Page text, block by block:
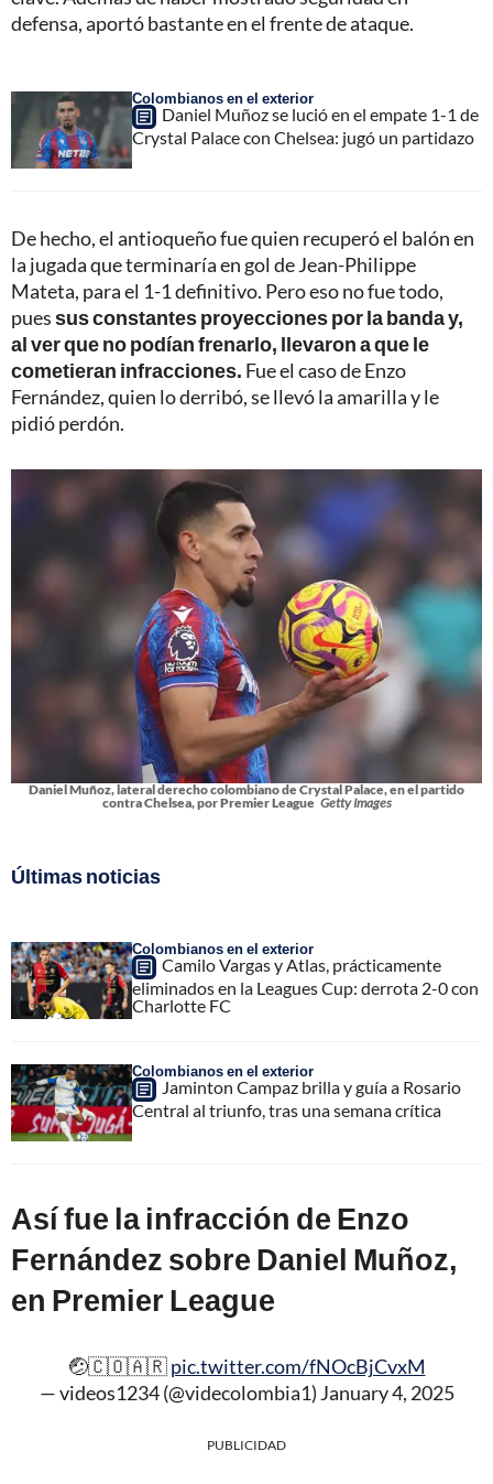
defensa, aportó bastante en el frente de ataque.
Colombianos en el exterior
Daniel Muñoz se lució en el empate 1-1 de
Crystal Palace con Chelsea: jugó un partidazo
De hecho, el antioqueño fue quien recuperó el balón en
la jugada que terminaría en gol de Jean-Philippe
Mateta, para el 1-1 definitivo. Pero eso no fue todo,
puessus constantes proyecciones por la banda y,
al ver que no podían frenarlo, llevaron a que le
cometieran infracciones. Fue el caso de Enzo
Fernández, quien lo derribó, se llevó la amarilla y le
pidió perdón.
Daniel Muñoz, lateral derecho colombiano de Crystal Palace, en el partido
contra Chelsea, por Premier League Getty Images
Últimas noticias
Colombianos en el exterior
Camilo Vargas y Atlas, prácticamente
eliminados en la Leagues Cup: derrota 2-0 con
Charlotte FC
Colombianos en el exterior
Jaminton Campaz brilla y guía a Rosario
Central al triunfo, tras una semana crítica
Así fue la infracción de Enzo
Fernández sobre Daniel Muñoz,
en Premier League
🤕🇨🇴🇦🇷pic.twitter.com/fNOcBjCvxM
— videos1234 (@videcolombia1) January 4, 2025
PUBLICIDAD